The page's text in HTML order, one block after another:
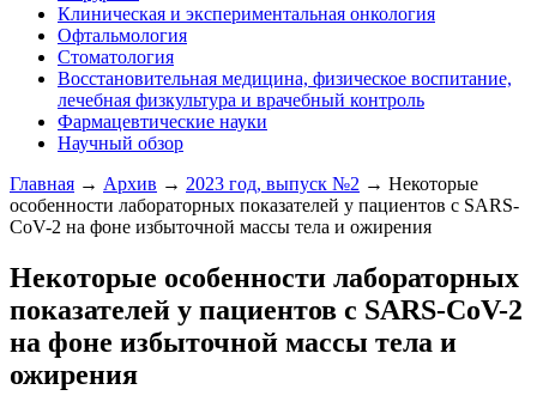
Клиническая и экспериментальная онкология
Офтальмология
Стоматология
Восстановительная медицина, физическое воспитание,
лечебная физкультура и врачебный контроль
Фармацевтические науки
Научный обзор
Главная → Архив → 2023 год, выпуск №2 → Некоторые
особенности лабораторных показателей у пациентов с SARS-
CoV-2 на фоне избыточной массы тела и ожирения
Некоторые особенности лабораторных
показателей у пациентов с SARS-CoV-2
на фоне избыточной массы тела и
ожирения